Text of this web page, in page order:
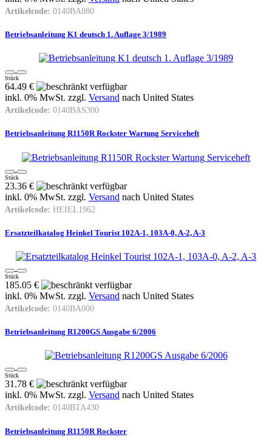
Artikelcode: 0140BA880
Betriebsanleitung K1 deutsch 1. Auflage 3/1989
Stück
64.49 €
inkl. 0% MwSt. zzgl. Versand nach United States
Artikelcode: 0140BAS300
Betriebsanleitung R1150R Rockster Wartung Serviceheft
Stück
23.36 €
inkl. 0% MwSt. zzgl. Versand nach United States
Artikelcode: HEIEL1962
Ersatzteilkatalog Heinkel Tourist 102A-1, 103A-0, A-2, A-3
Stück
185.05 €
inkl. 0% MwSt. zzgl. Versand nach United States
Artikelcode: 0140BA000
Betriebsanleitung R1200GS Ausgabe 6/2006
Stück
31.78 €
inkl. 0% MwSt. zzgl. Versand nach United States
Artikelcode: 0140BTA430
Betriebsanleitung R1150R Rockster